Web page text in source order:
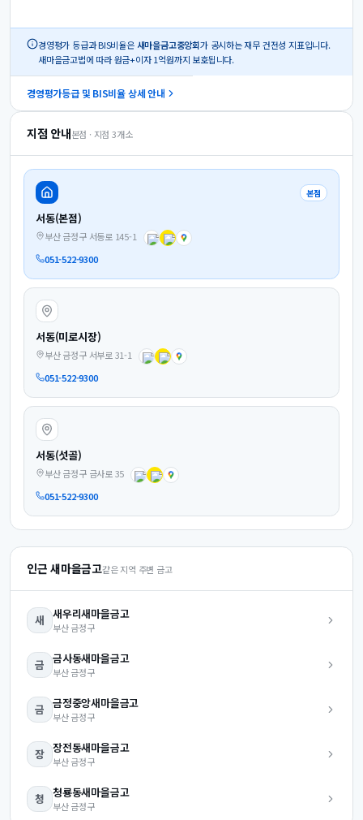
경영평가 등급과 BIS비율은 새마을금고중앙회가 공시하는 재무 건전성 지표입니다.
새마을금고법에 따라 원금+이자 1억원까지 보호됩니다.
경영평가등급 및 BIS비율 상세 안내
지점 안내본점 · 지점 3개소
본점
서동(본점)
부산 금정구 서동로 145-1
051-522-9300
서동(미로시장)
부산 금정구 서부로 31-1
051-522-9300
서동(섯골)
부산 금정구 금사로 35
051-522-9300
인근 새마을금고같은 지역 주변 금고
새 새우리새마을금고
부산 금정구
금 금사동새마을금고
부산 금정구
금 금정중앙새마을금고
부산 금정구
장 장전동새마을금고
부산 금정구
청 청룡동새마을금고
부산 금정구